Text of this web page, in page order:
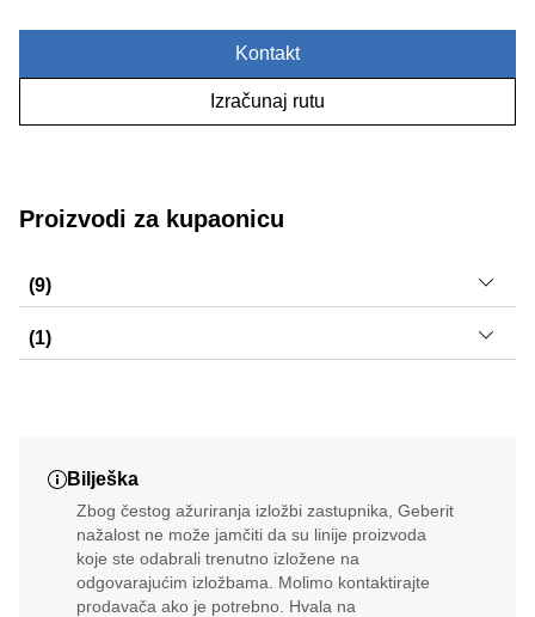
Kontakt
Izračunaj rutu
Proizvodi za kupaonicu
(9)
, , , , , , , ,
(1)
Bilješka
Zbog čestog ažuriranja izložbi zastupnika, Geberit
nažalost ne može jamčiti da su linije proizvoda
koje ste odabrali trenutno izložene na
odgovarajućim izložbama. Molimo kontaktirajte
prodavača ako je potrebno. Hvala na